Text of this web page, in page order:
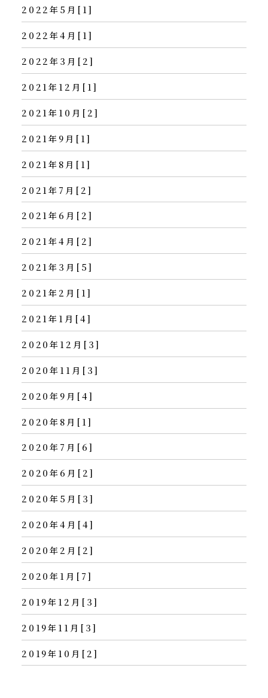
2022年5月[1]
2022年4月[1]
2022年3月[2]
2021年12月[1]
2021年10月[2]
2021年9月[1]
2021年8月[1]
2021年7月[2]
2021年6月[2]
2021年4月[2]
2021年3月[5]
2021年2月[1]
2021年1月[4]
2020年12月[3]
2020年11月[3]
2020年9月[4]
2020年8月[1]
2020年7月[6]
2020年6月[2]
2020年5月[3]
2020年4月[4]
2020年2月[2]
2020年1月[7]
2019年12月[3]
2019年11月[3]
2019年10月[2]